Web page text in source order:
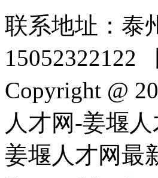
联系地址：泰
15052322122
Copyright @
人才网-姜堰
姜堰人才网最